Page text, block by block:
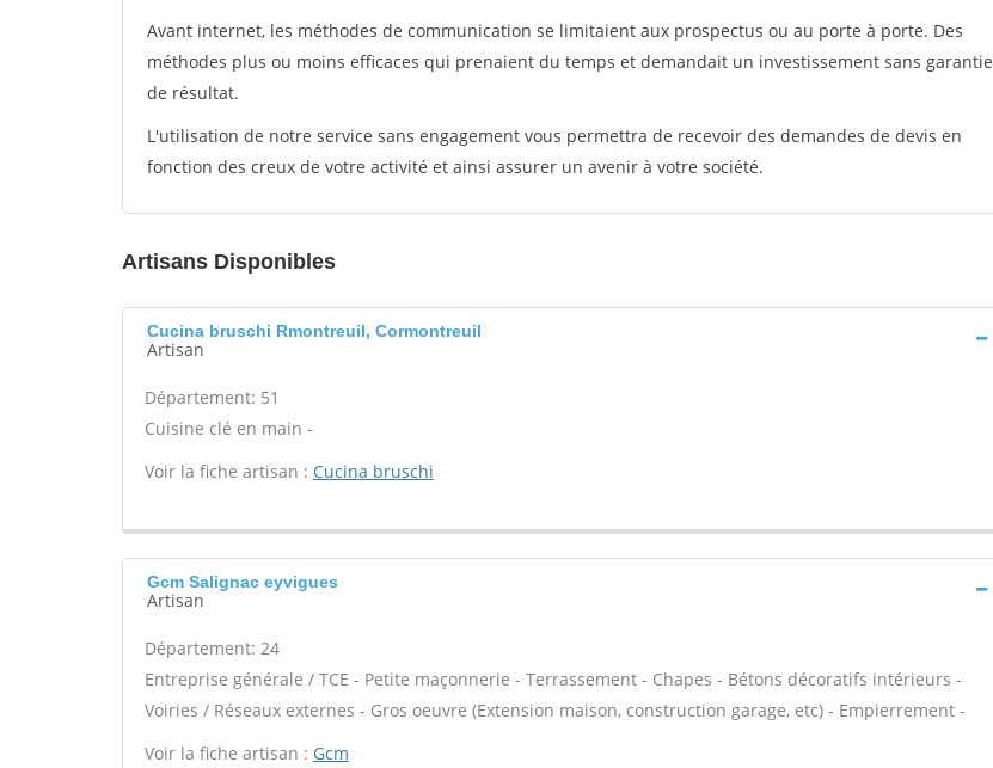
Avant internet, les méthodes de communication se limitaient aux prospectus ou au porte à porte. Des
méthodes plus ou moins efficaces qui prenaient du temps et demandait un investissement sans garantie
de résultat.
L'utilisation de notre service sans engagement vous permettra de recevoir des demandes de devis en
fonction des creux de votre activité et ainsi assurer un avenir à votre société.
Artisans Disponibles
Cucina bruschi Rmontreuil, Cormontreuil
Artisan
Département: 51
Cuisine clé en main -
Voir la fiche artisan : Cucina bruschi
Gcm Salignac eyvigues
Artisan
Département: 24
Entreprise générale / TCE - Petite maçonnerie - Terrassement - Chapes - Bétons décoratifs intérieurs -
Voiries / Réseaux externes - Gros oeuvre (Extension maison, construction garage, etc) - Empierrement -
Voir la fiche artisan : Gcm